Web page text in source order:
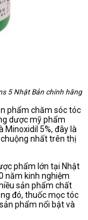
5 Nhật Bản chính hãng
phẩm chăm sóc tóc
dược mỹ phẩm
Minoxidil 5%, đây là
nhất trên thị
phẩm lớn tại Nhật
năm kinh nghiệm
sản phẩm chất
đó, thuốc mọc tóc
phẩm nổi bật và